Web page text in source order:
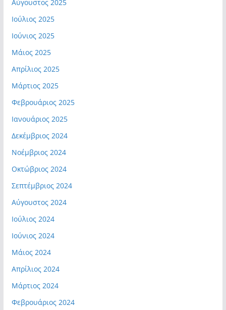
Αύγουστος 2025
Ιούλιος 2025
Ιούνιος 2025
Μάιος 2025
Απρίλιος 2025
Μάρτιος 2025
Φεβρουάριος 2025
Ιανουάριος 2025
Δεκέμβριος 2024
Νοέμβριος 2024
Οκτώβριος 2024
Σεπτέμβριος 2024
Αύγουστος 2024
Ιούλιος 2024
Ιούνιος 2024
Μάιος 2024
Απρίλιος 2024
Μάρτιος 2024
Φεβρουάριος 2024